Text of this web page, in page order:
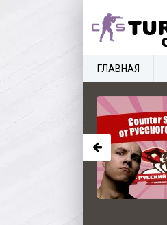
ГЛАВНАЯ